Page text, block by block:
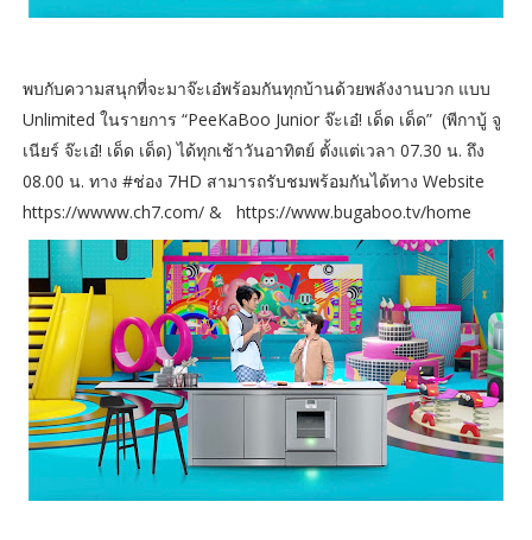
พบกับความสนุกที่จะมาจ๊ะเอ๋พร้อมกันทุกบ้านด้วยพลังงานบวก แบบ
Unlimited ในรายการ “PeeKaBoo Junior จ๊ะเอ๋! เด็ด เด็ด” (พีกาบู้ จู
เนียร์ จ๊ะเอ๋! เด็ด เด็ด) ได้ทุกเช้าวันอาทิตย์ ตั้งแต่เวลา 07.30 น. ถึง
08.00 น. ทาง #ช่อง 7HD สามารถรับชมพร้อมกันได้ทาง Website
https://wwww.ch7.com/ & https://www.bugaboo.tv/home